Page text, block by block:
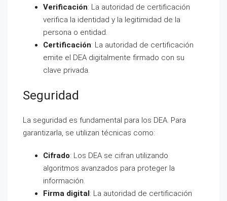
Verificación: La autoridad de certificación
verifica la identidad y la legitimidad de la
persona o entidad.
Certificación: La autoridad de certificación
emite el DEA digitalmente firmado con su
clave privada.
Seguridad
La seguridad es fundamental para los DEA. Para
garantizarla, se utilizan técnicas como:
Cifrado: Los DEA se cifran utilizando
algoritmos avanzados para proteger la
información.
Firma digital: La autoridad de certificación